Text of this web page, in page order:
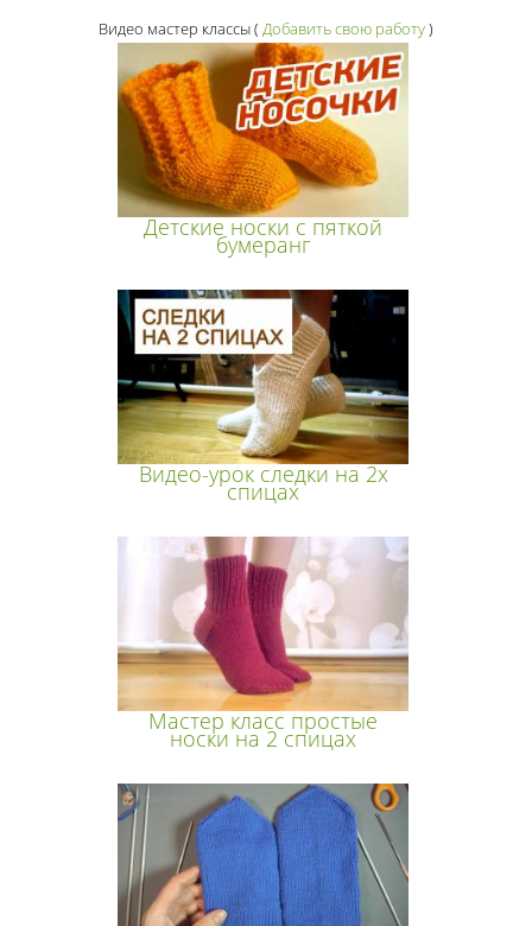
Видео мастер классы( Добавить свою работу)
Детские носки с пяткой
бумеранг
Видео-урок следки на 2х
спицах
Мастер класс простые
носки на 2 спицах